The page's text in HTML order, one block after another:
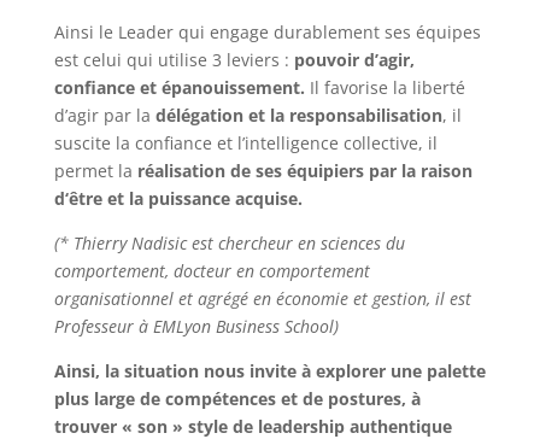
Ainsi le Leader qui engage durablement ses équipes
est celui qui utilise 3 leviers : pouvoir d’agir,
confiance et épanouissement. Il favorise la liberté
d’agir par la délégation et la responsabilisation, il
suscite la confiance et l’intelligence collective, il
permet la réalisation de ses équipiers par la raison
d‘être et la puissance acquise.
(* Thierry Nadisic est chercheur en sciences du
comportement, docteur en comportement
organisationnel et agrégé en économie et gestion, il est
Professeur à EMLyon Business School)
Ainsi, la situation nous invite à explorer une palette
plus large de compétences et de postures, à
trouver « son » style de leadership authentique